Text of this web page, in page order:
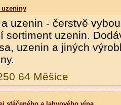
uzeniny
uzenin - čerstvě
sortiment uzenin.
uzenin a jiných
64 Měšice